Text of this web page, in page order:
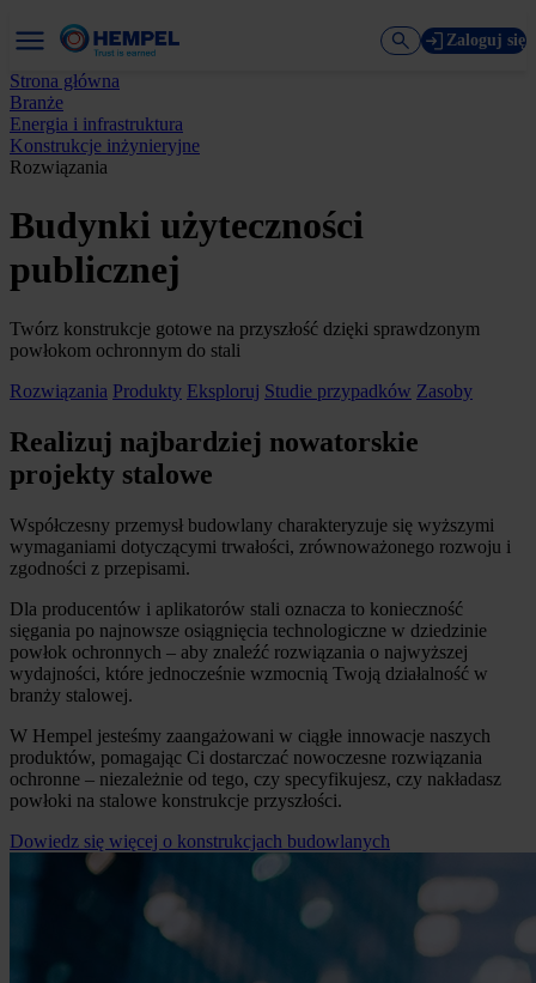
Zaloguj się
Strona główna
Branże
Energia i infrastruktura
Konstrukcje inżynieryjne
Rozwiązania
Budynki użyteczności
publicznej
Twórz konstrukcje gotowe na przyszłość dzięki sprawdzonym
powłokom ochronnym do stali
Rozwiązania Produkty Eksploruj Studie przypadków Zasoby
Realizuj najbardziej nowatorskie
projekty stalowe
Współczesny przemysł budowlany charakteryzuje się wyższymi
wymaganiami dotyczącymi trwałości, zrównoważonego rozwoju i
zgodności z przepisami.
Dla producentów i aplikatorów stali oznacza to konieczność
sięgania po najnowsze osiągnięcia technologiczne w dziedzinie
powłok ochronnych – aby znaleźć rozwiązania o najwyższej
wydajności, które jednocześnie wzmocnią Twoją działalność w
branży stalowej.
W Hempel jesteśmy zaangażowani w ciągłe innowacje naszych
produktów, pomagając Ci dostarczać nowoczesne rozwiązania
ochronne – niezależnie od tego, czy specyfikujesz, czy nakładasz
powłoki na stalowe konstrukcje przyszłości.
Dowiedz się więcej o konstrukcjach budowlanych